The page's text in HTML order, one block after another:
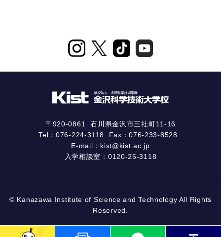
〒920-0861
石川県金沢市三社町11-16
Tel：076-224-3118
Fax：076-233-8528
E-mail： kist@kist.ac.jp
入学相談室： 0120-25-3118
© Kanazawa Institute of Science and Technology All Rights
Reserved.